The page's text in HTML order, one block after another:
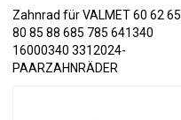
Zahnrad für VALMET 60 62 65
80 85 88 685 785 641340
16000340 3312024-
PAARZAHNRÄDER